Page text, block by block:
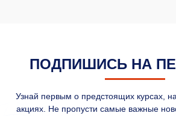
ПОДПИШИСЬ НА
Узнай первым о предстоящих курсах,
акциях. Не пропусти самые важные